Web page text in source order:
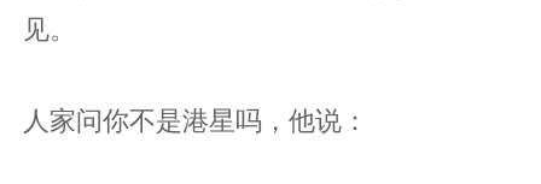
见。
人家问你不是港星吗，他说：